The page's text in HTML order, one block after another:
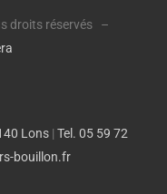
droits réservés –
Lons| Tel. 05 59 72
bouillon.fr